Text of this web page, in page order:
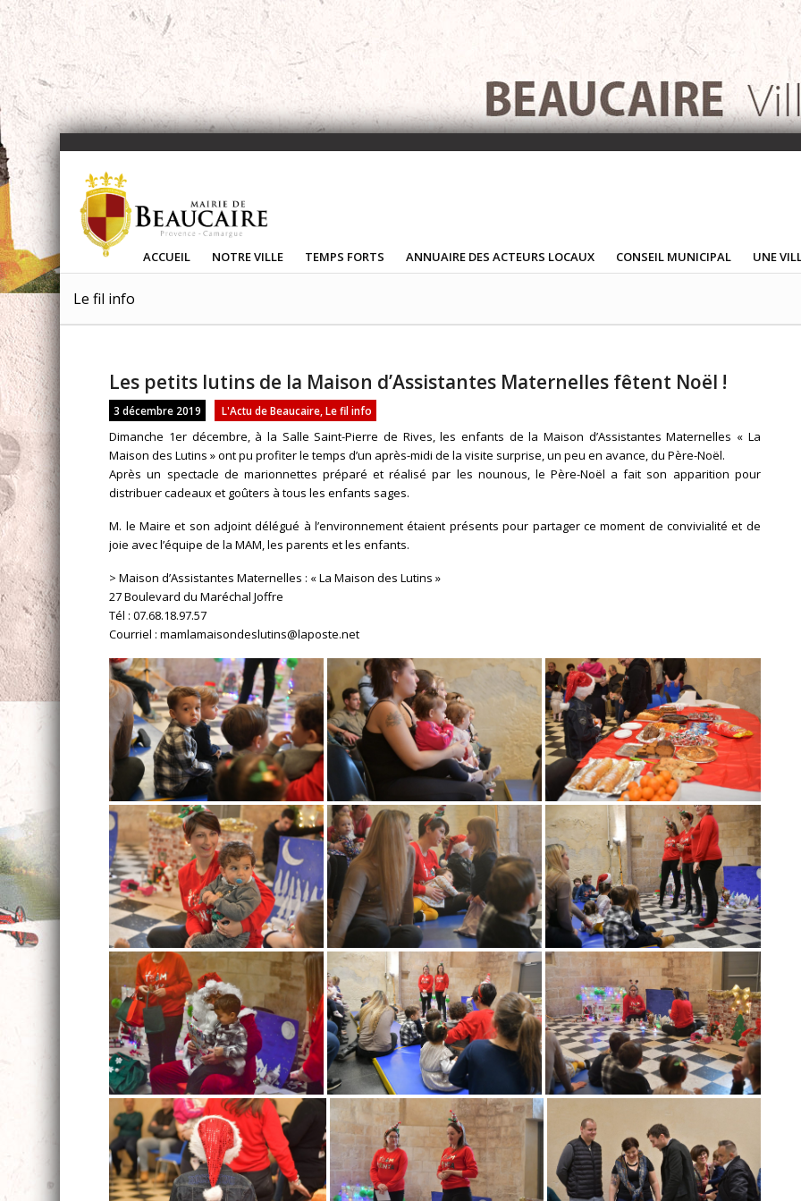
ACCUEIL NOTRE VILLE TEMPS FORTS ANNUAIRE DES ACTEURS LOCAUX CONSEIL MUNICIPAL UNE
Le fil info
Les petits lutins de la Maison d’Assistantes Maternelles fêtent Noël !
3 décembre 2019 L'Actu de Beaucaire ,Le fil info
Dimanche 1er décembre, à la Salle Saint-Pierre de Rives, les enfants de la Maison d’Assistantes Maternelles « La
Maison des Lutins » ont pu profiter le temps d’un après-midi de la visite surprise, un peu en avance, du Père-Noël.
Après un spectacle de marionnettes préparé et réalisé par les nounous, le Père-Noël a fait son apparition pour
distribuer cadeaux et goûters à tous les enfants sages.
M. le Maire et son adjoint délégué à l’environnement étaient présents pour partager ce moment de convivialité et de
joie avec l’équipe de la MAM, les parents et les enfants.
> Maison d’Assistantes Maternelles : « La Maison des Lutins »
27 Boulevard du Maréchal Joffre
Tél : 07.68.18.97.57
Courriel : mamlamaisondeslutins@laposte.net